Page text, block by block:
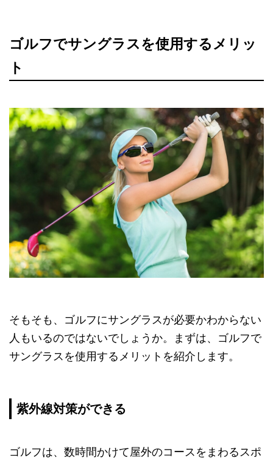
ゴルフでサングラスを使用するメリッ
ト
そもそも、ゴルフにサングラスが必要かわからない
人もいるのではないでしょうか。まずは、ゴルフで
サングラスを使用するメリットを紹介します。
紫外線対策ができる
ゴルフは、数時間かけて屋外のコースをまわるスポ